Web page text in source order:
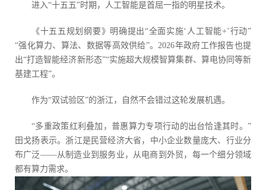
进入“十五五”时期，人工智能是首屈一指的明星技术。
《十五五规划纲要》明确提出“全面实施‘人工智能+’行动”
“强化算力、算法、数据等高效供给”。2026年政府工作报告也提
出“打造智能经济新形态”“实施超大规模智算集群、算电协同等新
基建工程”。
作为“双试验区”的浙江，自然不会错过这轮发展机遇。
“多重政策红利叠加，普惠算力专项行动的出台恰逢其时。”
田戈扬表示。浙江是民营经济大省，中小企业数量庞大、行业分
布广泛——从制造业到服务业，从电商到外贸，每一个细分领域
都有算力需求。